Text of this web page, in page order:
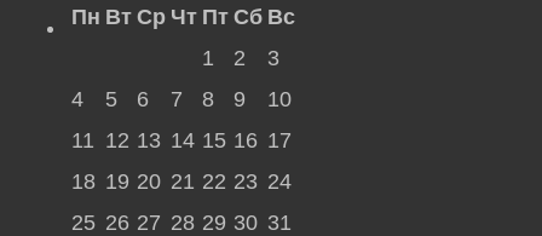
Пн Вт Ср Чт Пт Сб Вс
1
2
3
4
5 6 7 8 9
10
11 12 13 14 15 16 17
18 19 20 21 22 23 24
25 26 27 28 29 30 31